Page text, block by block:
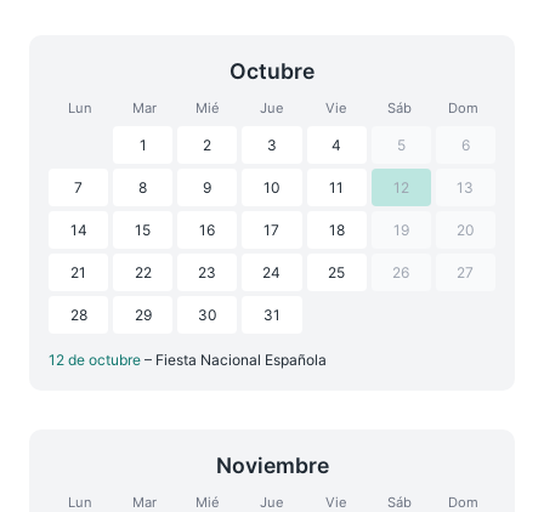
Octubre
Lun Mar Mié Jue Vie Sáb Dom
1 2 3 4 5 6
7 8 9 10 11 12 13
14 15 16 17 18 19 20
21 22 23 24 25 26 27
28 29 30 31
12 de octubre – Fiesta Nacional Española
Noviembre
Lun Mar Mié Jue Vie Sáb Dom